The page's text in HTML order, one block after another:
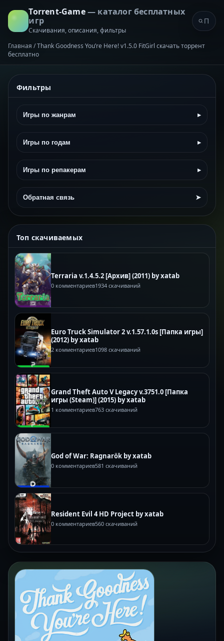
Torrent-Game— каталог бесплатных
игр
Скачивания, описания, фильтры
Главная /Thank Goodness You’re Here! v1.5.0 FitGirl скачать торрент
бесплатно
Фильтры
Игры по жанрам ▸
Игры по годам ▸
Игры по репакерам ▸
Обратная связь ➤
Топ скачиваемых
Terraria v.1.4.5.2 [Архив] (2011) by xatab
0 комментариев1934 скачиваний
Euro Truck Simulator 2 v.1.57.1.0s [Папка игры]
(2012) by xatab
2 комментариев1098 скачиваний
Grand Theft Auto V Legacy v.3751.0 [Папка
игры (Steam)] (2015) by xatab
1 комментариев763 скачиваний
God of War: Ragnarök by xatab
0 комментариев581 скачиваний
Resident Evil 4 HD Project by xatab
0 комментариев560 скачиваний